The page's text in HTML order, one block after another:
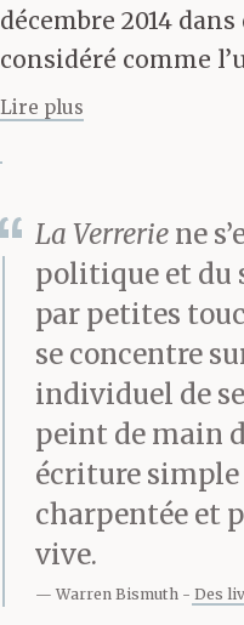
où se
les halles
et où la
petit parc.
occupait
un espace
trois
de murs.
fumée
chaudières
décembre 2014
considéré comme
Lire plus
La Verrerie ne
politique et du
par petites
se concentre
individuel de
peint de main
écriture
charpentée et
vive.
Warren Bismuth Des